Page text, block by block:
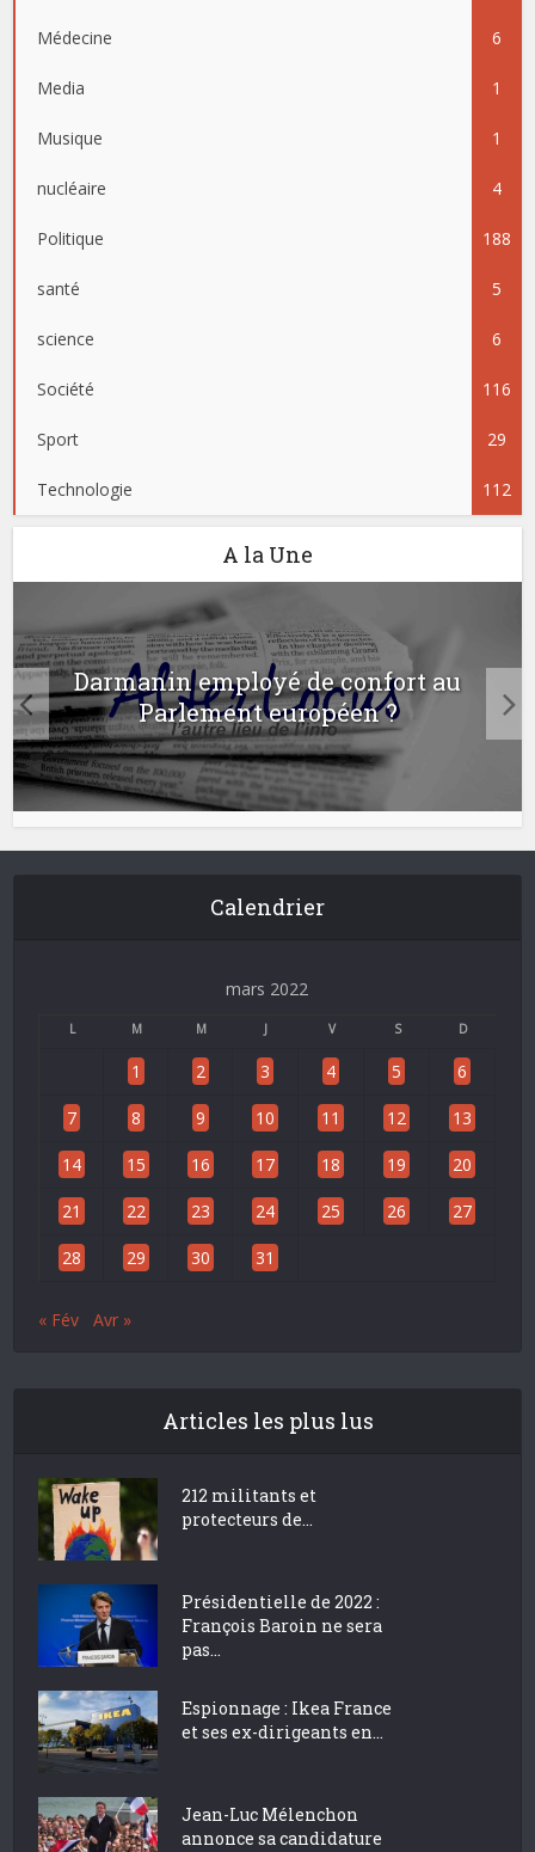
Médecine 6
Media 1
Musique 1
nucléaire 4
Politique 188
santé 5
science 6
Société 116
Sport 29
Technologie 112
A la Une
Darmanin employé de confort au
Parlement européen ?
Calendrier
mars 2022
L M M J V S D
1 2 3 4 5 6
7 8 9 10 11 12 13
14 15 16 17 18 19 20
21 22 23 24 25 26 27
28 29 30 31
« Fév Avr »
Articles les plus lus
212 militants et
protecteurs de...
Présidentielle de 2022 :
François Baroin ne sera
pas...
Espionnage : Ikea France
et ses ex-dirigeants en...
Jean-Luc Mélenchon
annonce sa candidature